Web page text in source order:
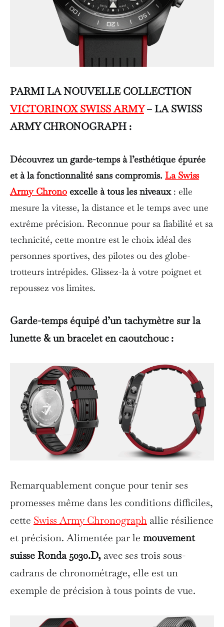
PARMI LA NOUVELLE COLLECTION
VICTORINOX SWISS ARMY– LA SWISS
ARMY CHRONOGRAPH :
Découvrez un garde-temps à l’esthétique épurée
et à la fonctionnalité sans compromis. La Swiss
Army Chrono excelle à tous les niveaux : elle
mesure la vitesse, la distance et le temps avec une
extrême précision. Reconnue pour sa fiabilité et sa
technicité, cette montre est le choix idéal des
personnes sportives, des pilotes ou des globe-
trotteurs intrépides. Glissez-la à votre poignet et
repoussez vos limites.
Garde-temps équipé d’un tachymètre sur la
lunette & unbracelet en caoutchouc:
Remarquablement conçue pour tenir ses
promesses même dans les conditions difficiles,
cette Swiss Army Chronograph allie résilience
et précision. Alimentée par le mouvement
suisse Ronda 5030.D, avec ses trois sous-
cadrans de chronométrage, elle est un
exemple de précision à tous points de vue.